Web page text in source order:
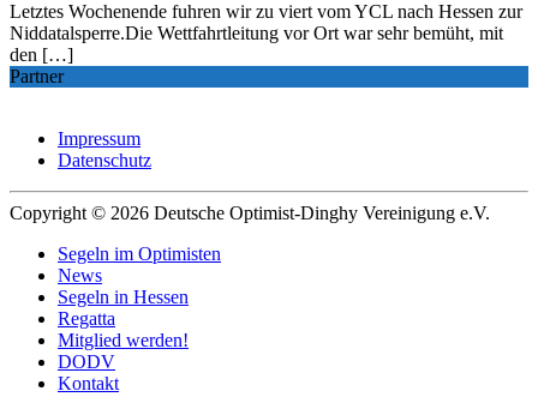
Letztes Wochenende fuhren wir zu viert vom YCL nach Hessen zur
Niddatalsperre.Die Wettfahrtleitung vor Ort war sehr bemüht, mit
den […]
Partner
Impressum
Datenschutz
Copyright © 2026 Deutsche Optimist-Dinghy Vereinigung e.V.
Segeln im Optimisten
News
Segeln in Hessen
Regatta
Mitglied werden!
DODV
Kontakt